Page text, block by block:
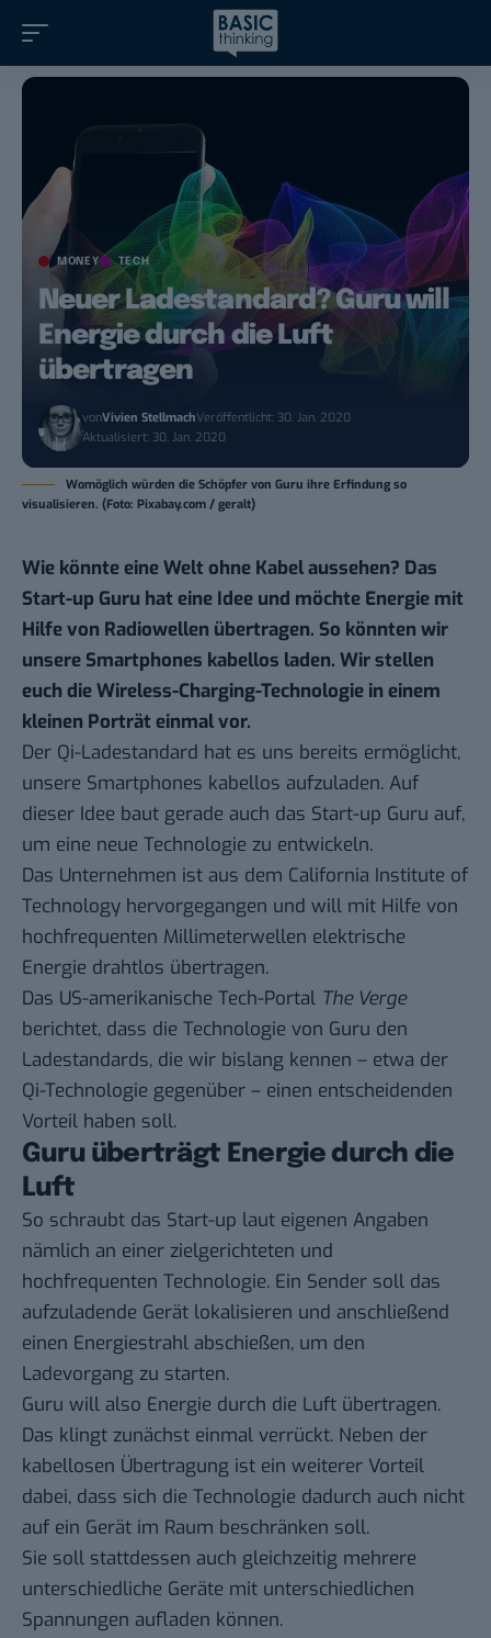
MONEY TECH
Neuer Ladestandard? Guru will
Energie durch die Luft
übertragen
vonVivien StellmachVeröffentlicht: 30. Jan. 2020
Aktualisiert: 30. Jan. 2020
Womöglich würden die Schöpfer von Guru ihre Erfindung so
visualisieren. (Foto: Pixabay.com / geralt)
Wie könnte eine Welt ohne Kabel aussehen? Das
Start-up Guru hat eine Idee und möchte Energie mit
Hilfe von Radiowellen übertragen. So könnten wir
unsere Smartphones kabellos laden. Wir stellen
euch die Wireless-Charging-Technologie in einem
kleinen Porträt einmal vor.
Der Qi-Ladestandard hat es uns bereits ermöglicht,
unsere Smartphones kabellos aufzuladen. Auf
dieser Idee baut gerade auch das Start-up Guru auf,
um eine neue Technologie zu entwickeln.
Das Unternehmen ist aus dem California Institute of
Technology hervorgegangen und will mit Hilfe von
hochfrequenten Millimeterwellen elektrische
Energie drahtlos übertragen.
Das US-amerikanische Tech-Portal The Verge
berichtet, dass die Technologie von Guru den
Ladestandards, die wir bislang kennen – etwa der
Qi-Technologie gegenüber – einen entscheidenden
Vorteil haben soll.
Guru überträgt Energie durch die
Luft
So schraubt das Start-up laut eigenen Angaben
nämlich an einer zielgerichteten und
hochfrequenten Technologie. Ein Sender soll das
aufzuladende Gerät lokalisieren und anschließend
einen Energiestrahl abschießen, um den
Ladevorgang zu starten.
Guru will also Energie durch die Luft übertragen.
Das klingt zunächst einmal verrückt. Neben der
kabellosen Übertragung ist ein weiterer Vorteil
dabei, dass sich die Technologie dadurch auch nicht
auf ein Gerät im Raum beschränken soll.
Sie soll stattdessen auch gleichzeitig mehrere
unterschiedliche Geräte mit unterschiedlichen
Spannungen aufladen können.